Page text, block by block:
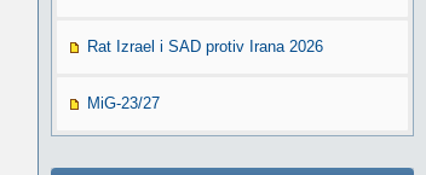
Rat Izrael i SAD protiv Irana 2026
MiG-23/27